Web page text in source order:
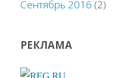
Сентябрь 2016 (2)
РЕКЛАМА